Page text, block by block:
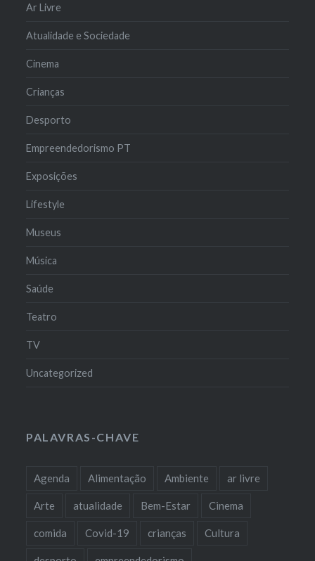
Ar Livre
Atualidade e Sociedade
Cinema
Crianças
Desporto
Empreendedorismo PT
Exposições
Lifestyle
Museus
Música
Saúde
Teatro
TV
Uncategorized
PALAVRAS-CHAVE
Agenda Alimentação Ambiente ar livre
Arte atualidade Bem-Estar Cinema
comida Covid-19 crianças Cultura